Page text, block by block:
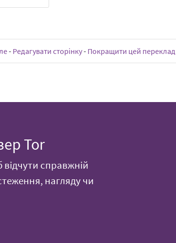
- Редагувати сторінку- Покращити цей переклад
Tor
справжній
нагляду чи